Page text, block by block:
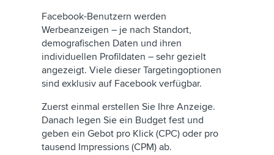
Facebook-Benutzern werden
Werbeanzeigen – je nach Standort,
demografischen Daten und ihren
individuellen Profildaten – sehr gezielt
angezeigt. Viele dieser Targetingoptionen
sind exklusiv auf Facebook verfügbar.
Zuerst einmal erstellen Sie Ihre Anzeige.
Danach legen Sie ein Budget fest und
geben ein Gebot pro Klick (CPC) oder pro
tausend Impressions (CPM) ab.